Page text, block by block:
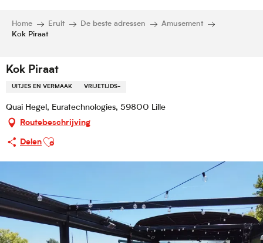
Home Eruit De beste adressen
Amusement
Kok Piraat
Kok Piraat
UITJES EN VERMAAK VRIJETIJDS-
Quai Hegel, Euratechnologies, 59800 Lille
Routebeschrijving
Delen
Ajouter aux favoris